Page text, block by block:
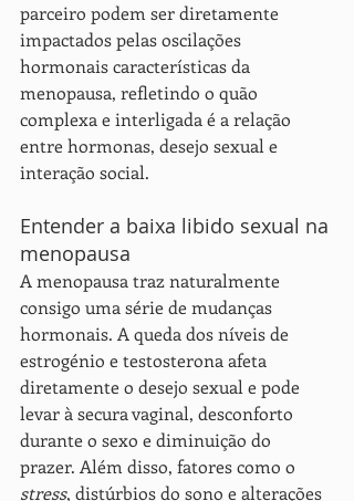
parceiro podem ser diretamente
impactados pelas oscilações
hormonais características da
menopausa, refletindo o quão
complexa e interligada é a relação
entre hormonas, desejo sexual e
interação social.
Entender a baixa libido sexual na
menopausa
A menopausa traz naturalmente
consigo uma série de mudanças
hormonais. A queda dos níveis de
estrogénio e testosterona afeta
diretamente o desejo sexual e pode
levar à secura vaginal, desconforto
durante o sexo e diminuição do
prazer. Além disso, fatores como o
stress, distúrbios do sono e alterações